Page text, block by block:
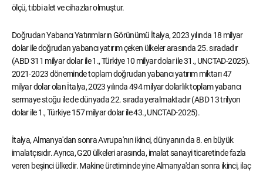
ölçü, tıbbi alet ve cihazlar olmuştur.
Doğrudan Yabancı Yatırımların Görünümü İtalya, 2023 yılında 18 milyar
dolar ile doğrudan yabancı yatırım çeken ülkeler arasında 25. sıradadır
(ABD 311 milyar dolar ile 1., Türkiye 10 milyar dolar ile 31., UNCTAD-2025).
2021-2023 döneminde toplam doğrudan yabancı yatırım miktarı 47
milyar dolar olan İtalya, 2023 yılında 494 milyar dolarlık toplam yabancı
sermaye stoğu ile de dünyada 22. sırada yeralmaktadır (ABD 13 trilyon
dolar ile 1., Türkiye 157 milyar dolar ile 43., UNCTAD-2025).
İtalya, Almanya'dan sonra Avrupa'nın ikinci, dünyanın da 8. en büyük
imalatçısıdır. Ayrıca, G20 ülkeleri arasında, imalat sanayi ticaretinde fazla
veren beşinci ülkedir. Makine üretiminde yine Almanya'dan sonra ikinci, ilaç